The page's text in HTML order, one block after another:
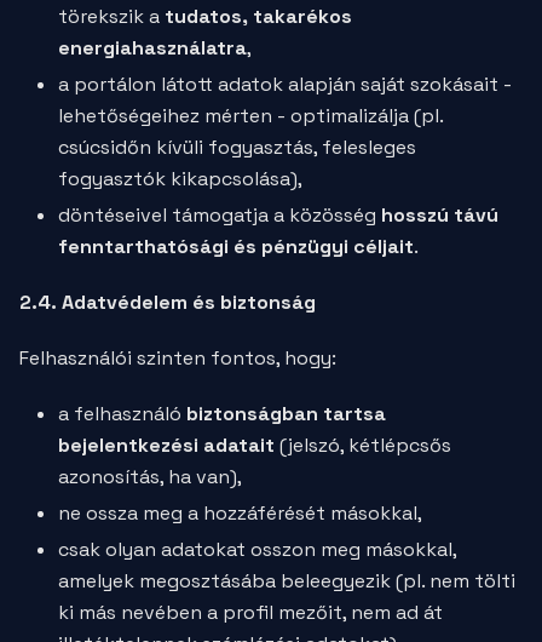
törekszik a tudatos, takarékos
energiahasználatra,
a portálon látott adatok alapján saját szokásait -
lehetőségeihez mérten - optimalizálja (pl.
csúcsidőn kívüli fogyasztás, felesleges
fogyasztók kikapcsolása),
döntéseivel támogatja a közösség hosszú távú
fenntarthatósági és pénzügyi céljait.
2.4. Adatvédelem és biztonság
Felhasználói szinten fontos, hogy:
a felhasználó biztonságban tartsa
bejelentkezési adatait (jelszó, kétlépcsős
azonosítás, ha van),
ne ossza meg a hozzáférését másokkal,
csak olyan adatokat osszon meg másokkal,
amelyek megosztásába beleegyezik (pl. nem tölti
ki más nevében a profil mezőit, nem ad át